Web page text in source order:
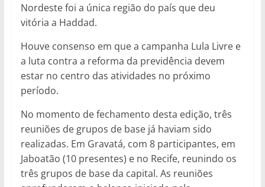
Nordeste foi a única região do país que deu
vitória a Haddad.
Houve consenso em que a campanha Lula Livre e
a luta contra a reforma da previdência devem
estar no centro das atividades no próximo
período.
No momento de fechamento desta edição, três
reuniões de grupos de base já haviam sido
realizadas. Em Gravatá, com 8 participantes, em
Jaboatão (10 presentes) e no Recife, reunindo os
três grupos de base da capital. As reuniões